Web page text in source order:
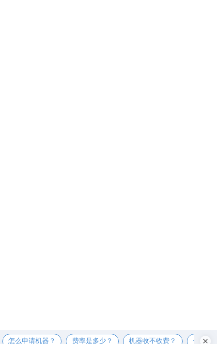
怎么申请机器？ 费率是多少？ 机器收不收费？ 个人可